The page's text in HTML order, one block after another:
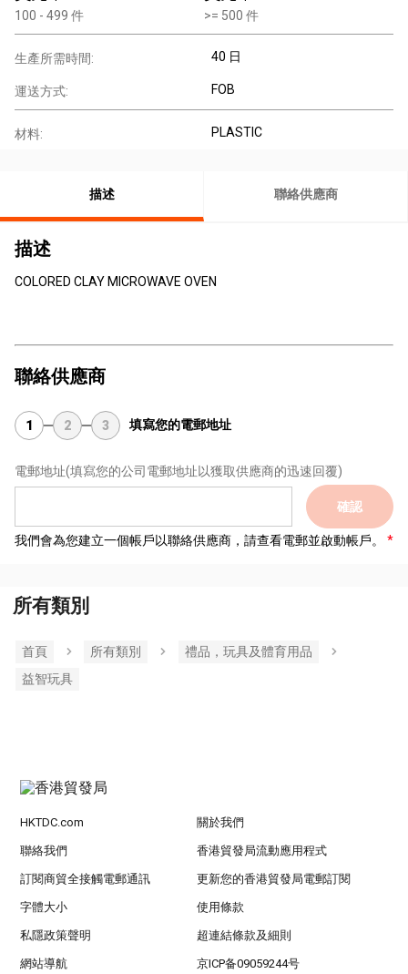
100 - 499 件 >= 500 件
生產所需時間: 40 日
運送方式: FOB
材料: PLASTIC
描述 聯絡供應商
描述
COLORED CLAY MICROWAVE OVEN
聯絡供應商
1 2 3 填寫您的電郵地址
電郵地址(填寫您的公司電郵地址以獲取供應商的迅速回覆)
確認
我們會為您建立一個帳戶以聯絡供應商，請查看電郵並啟動帳戶。
所有類別
首頁 所有類別
禮品，玩具及體育用品
益智玩具
HKTDC.com 關於我們
聯絡我們 香港貿發局流動應用程式
訂閱商貿全接觸電郵通訊 更新您的香港貿發局電郵訂閱
字體大小 使用條款
私隱政策聲明 超連結條款及細則
網站導航 京ICP备09059244号